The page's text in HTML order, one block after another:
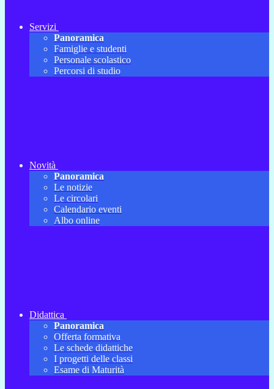
Servizi
Panoramica
Famiglie e studenti
Personale scolastico
Percorsi di studio
Novità
Panoramica
Le notizie
Le circolari
Calendario eventi
Albo online
Didattica
Panoramica
Offerta formativa
Le schede didattiche
I progetti delle classi
Esame di Maturità